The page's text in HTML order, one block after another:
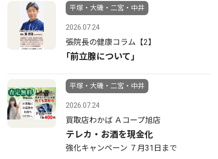
平塚・大磯・二宮・中井
2026.07.24
張院長の健康コラム【2】
｢前立腺について｣
平塚・大磯・二宮・中井
2026.07.24
買取店わかば Ａコープ旭店
テレカ・お酒を現金化
強化キャンペーン ７月31日まで